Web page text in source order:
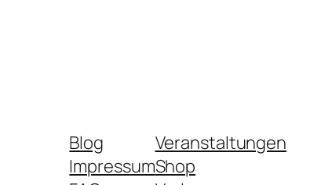
Blog
Impressum
Veranstaltungen
Shop